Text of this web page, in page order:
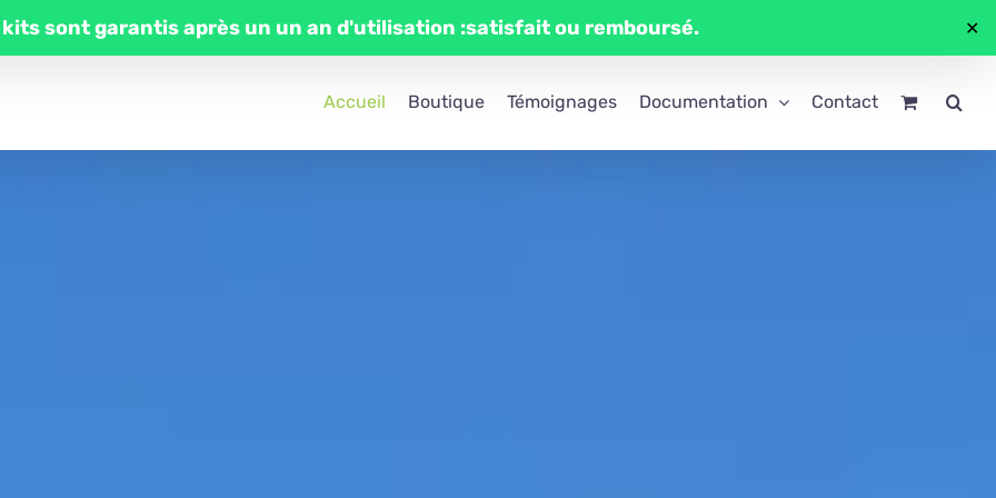
kits sont garantis après un un an d'utilisation :satisfait ou remboursé. ✕
Accueil Boutique Témoignages Documentation Contact